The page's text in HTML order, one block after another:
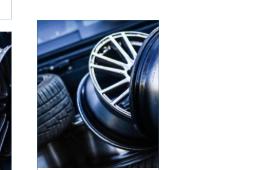
säkra resor året runt och
ett rimligt bilägande över
tid. När servicen sköts i
rätt tid, med rätt kunskap
och rä...